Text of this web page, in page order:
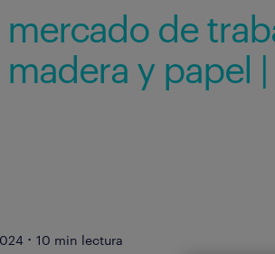
mercado de
madera y papel
· 10 min lectura